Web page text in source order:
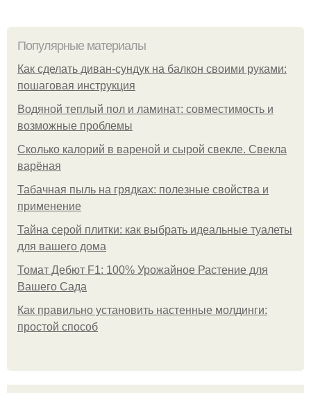
Популярные материалы
Как сделать диван-сундук на балкон своими руками:
пошаговая инструкция
Водяной теплый пол и ламинат: совместимость и
возможные проблемы
Сколько калорий в вареной и сырой свекле. Свекла
варёная
Табачная пыль на грядках: полезные свойства и
применение
Тайна серой плитки: как выбрать идеальные туалеты
для вашего дома
Томат Дебют F1: 100% Урожайное Растение для
Вашего Сада
Как правильно установить настенные молдинги:
простой способ